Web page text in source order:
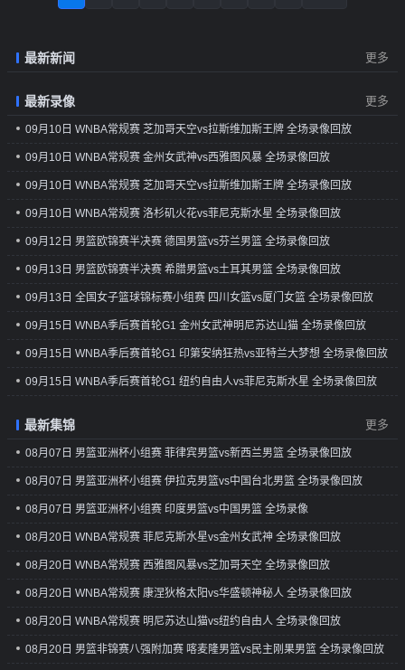
最新新闻 更多
最新录像 更多
09月10日 WNBA常规赛 芝加哥天空vs拉斯维加斯王牌 全场录像回放
09月10日 WNBA常规赛 金州女武神vs西雅图风暴 全场录像回放
09月10日 WNBA常规赛 芝加哥天空vs拉斯维加斯王牌 全场录像回放
09月10日 WNBA常规赛 洛杉矶火花vs菲尼克斯水星 全场录像回放
09月12日 男篮欧锦赛半决赛 德国男篮vs芬兰男篮 全场录像回放
09月13日 男篮欧锦赛半决赛 希腊男篮vs土耳其男篮 全场录像回放
09月13日 全国女子篮球锦标赛小组赛 四川女篮vs厦门女篮 全场录像回放
09月15日 WNBA季后赛首轮G1 金州女武神明尼苏达山猫 全场录像回放
09月15日 WNBA季后赛首轮G1 印第安纳狂热vs亚特兰大梦想 全场录像回放
09月15日 WNBA季后赛首轮G1 纽约自由人vs菲尼克斯水星 全场录像回放
最新集锦 更多
08月07日 男篮亚洲杯小组赛 菲律宾男篮vs新西兰男篮 全场录像回放
08月07日 男篮亚洲杯小组赛 伊拉克男篮vs中国台北男篮 全场录像回放
08月07日 男篮亚洲杯小组赛 印度男篮vs中国男篮 全场录像
08月20日 WNBA常规赛 菲尼克斯水星vs金州女武神 全场录像回放
08月20日 WNBA常规赛 西雅图风暴vs芝加哥天空 全场录像回放
08月20日 WNBA常规赛 康涅狄格太阳vs华盛顿神秘人 全场录像回放
08月20日 WNBA常规赛 明尼苏达山猫vs纽约自由人 全场录像回放
08月20日 男篮非锦赛八强附加赛 喀麦隆男篮vs民主刚果男篮 全场录像回放